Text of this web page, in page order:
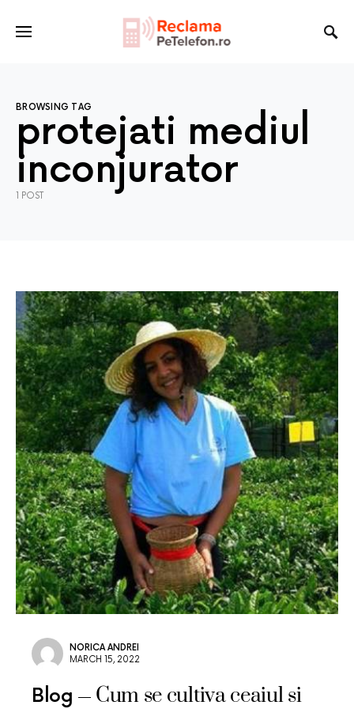
BROWSING TAG
protejati mediul
inconjurator
1 POST
NORICA ANDREI
MARCH 15, 2022
Blog Cum se cultiva ceaiul si